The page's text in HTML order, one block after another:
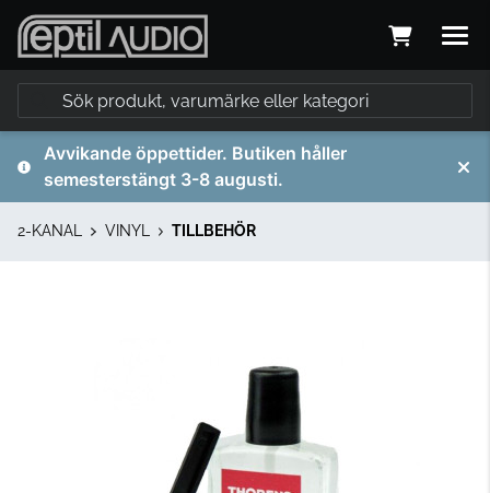
Avvikande öppettider. Butiken håller
semesterstängt 3-8 augusti.
2-KANAL VINYL TILLBEHÖR